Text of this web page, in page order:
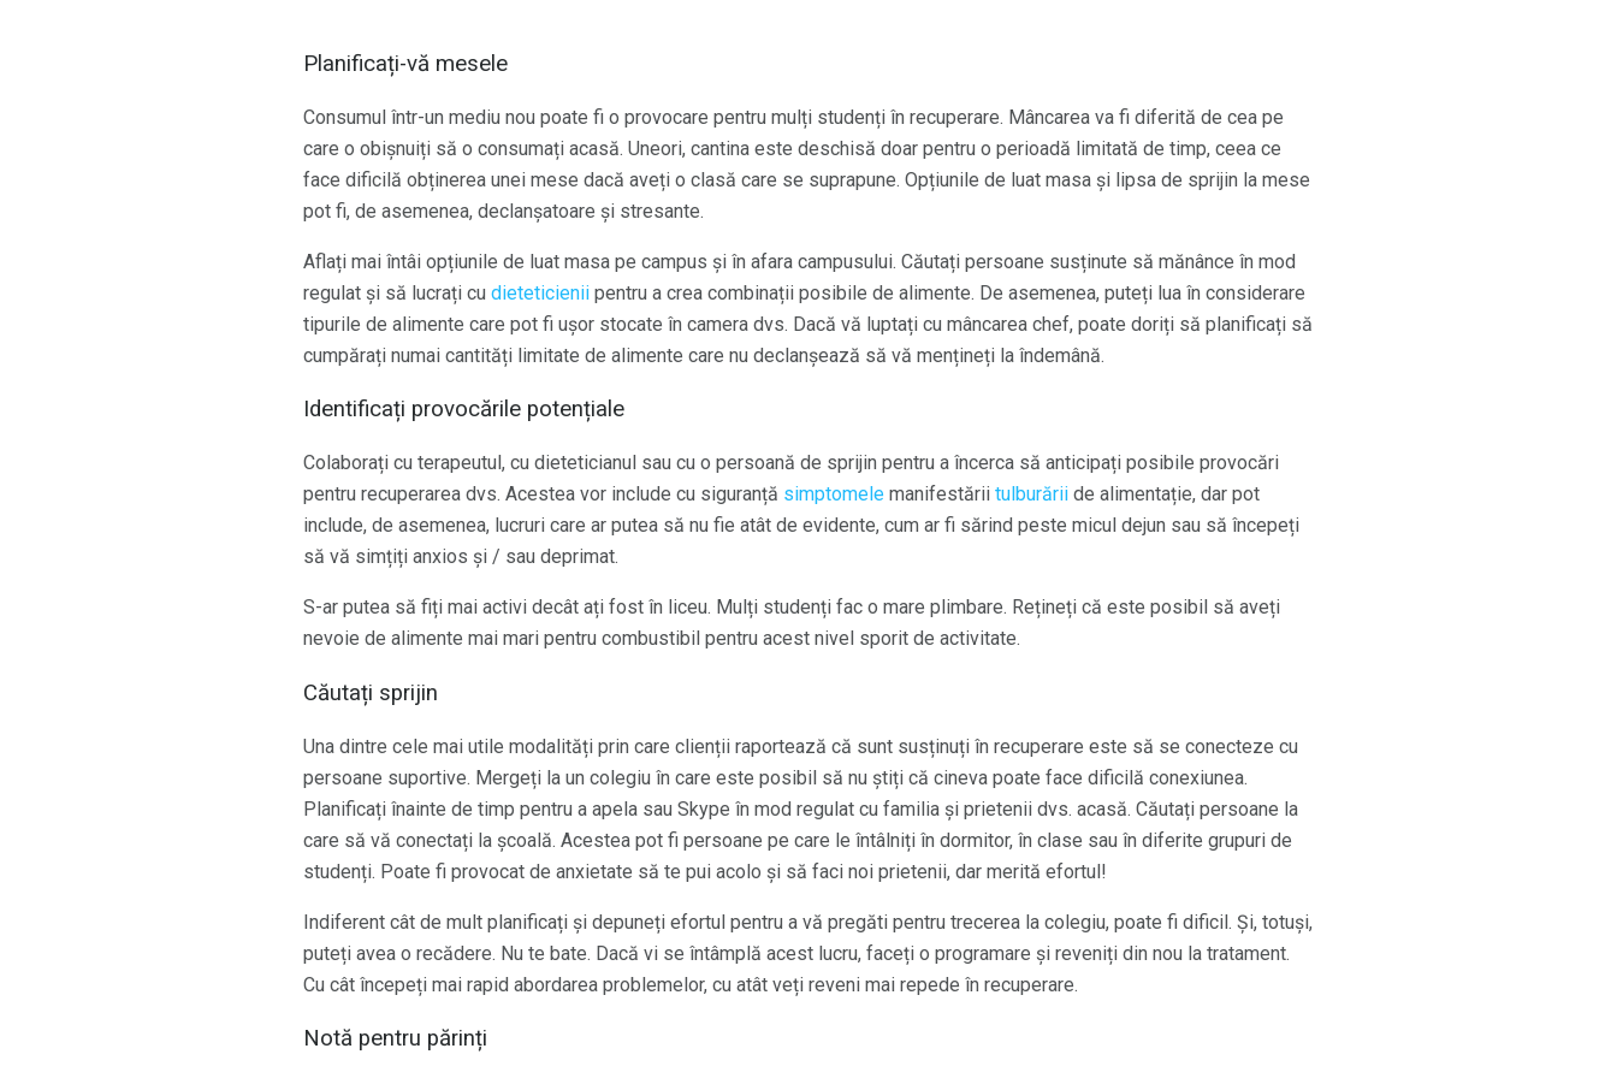
Planificați-vă mesele
Consumul într-un mediu nou poate fi o provocare pentru mulți studenți în recuperare. Mâncarea va fi diferită de cea pe
care o obișnuiți să o consumați acasă. Uneori, cantina este deschisă doar pentru o perioadă limitată de timp, ceea ce
face dificilă obținerea unei mese dacă aveți o clasă care se suprapune. Opțiunile de luat masa și lipsa de sprijin la mese
pot fi, de asemenea, declanșatoare și stresante.
Aflați mai întâi opțiunile de luat masa pe campus și în afara campusului. Căutați persoane susținute să mănânce în mod
regulat și să lucrați cu dieteticienii pentru a crea combinații posibile de alimente. De asemenea, puteți lua în considerare
tipurile de alimente care pot fi ușor stocate în camera dvs. Dacă vă luptați cu mâncarea chef, poate doriți să planificați să
cumpărați numai cantități limitate de alimente care nu declanșează să vă mențineți la îndemână.
Identificați provocările potențiale
Colaborați cu terapeutul, cu dieteticianul sau cu o persoană de sprijin pentru a încerca să anticipați posibile provocări
pentru recuperarea dvs. Acestea vor include cu siguranță simptomele manifestării tulburării de alimentație, dar pot
include, de asemenea, lucruri care ar putea să nu fie atât de evidente, cum ar fi sărind peste micul dejun sau să începeți
să vă simțiți anxios și / sau deprimat.
S-ar putea să fiți mai activi decât ați fost în liceu. Mulți studenți fac o mare plimbare. Rețineți că este posibil să aveți
nevoie de alimente mai mari pentru combustibil pentru acest nivel sporit de activitate.
Căutați sprijin
Una dintre cele mai utile modalități prin care clienții raportează că sunt susținuți în recuperare este să se conecteze cu
persoane suportive. Mergeți la un colegiu în care este posibil să nu știți că cineva poate face dificilă conexiunea.
Planificați înainte de timp pentru a apela sau Skype în mod regulat cu familia și prietenii dvs. acasă. Căutați persoane la
care să vă conectați la școală. Acestea pot fi persoane pe care le întâlniți în dormitor, în clase sau în diferite grupuri de
studenți. Poate fi provocat de anxietate să te pui acolo și să faci noi prietenii, dar merită efortul!
Indiferent cât de mult planificați și depuneți efortul pentru a vă pregăti pentru trecerea la colegiu, poate fi dificil. Și, totuși,
puteți avea o recădere. Nu te bate. Dacă vi se întâmplă acest lucru, faceți o programare și reveniți din nou la tratament.
Cu cât începeți mai rapid abordarea problemelor, cu atât veți reveni mai repede în recuperare.
Notă pentru părinți